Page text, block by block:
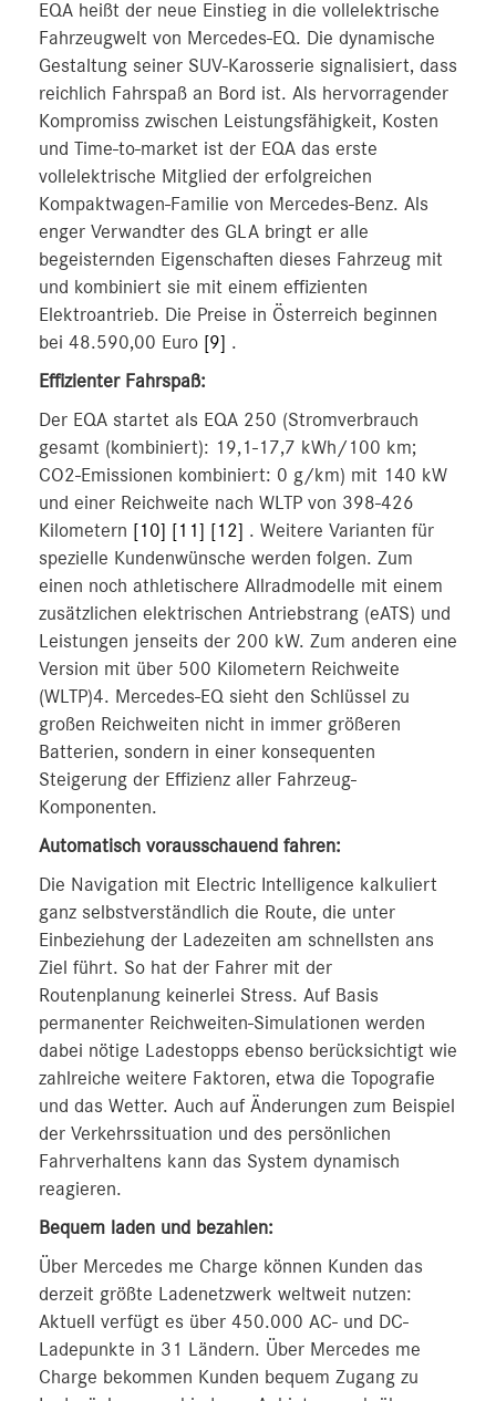
EQA heißt der neue Einstieg in die vollelektrische
Fahrzeugwelt von Mercedes-EQ. Die dynamische
Gestaltung seiner SUV-Karosserie signalisiert, dass
reichlich Fahrspaß an Bord ist. Als hervorragender
Kompromiss zwischen Leistungsfähigkeit, Kosten
und Time-to-market ist der EQA das erste
vollelektrische Mitglied der erfolgreichen
Kompaktwagen-Familie von Mercedes-Benz. Als
enger Verwandter des GLA bringt er alle
begeisternden Eigenschaften dieses Fahrzeug mit
und kombiniert sie mit einem effizienten
Elektroantrieb. Die Preise in Österreich beginnen
bei 48.590,00 Euro [9] .
Effizienter Fahrspaß:
Der EQA startet als EQA 250 (Stromverbrauch
gesamt (kombiniert): 19,1-17,7 kWh/100 km;
CO2-Emissionen kombiniert: 0 g/km) mit 140 kW
und einer Reichweite nach WLTP von 398-426
Kilometern [10] [11] [12] . Weitere Varianten für
spezielle Kundenwünsche werden folgen. Zum
einen noch athletischere Allradmodelle mit einem
zusätzlichen elektrischen Antriebstrang (eATS) und
Leistungen jenseits der 200 kW. Zum anderen eine
Version mit über 500 Kilometern Reichweite
(WLTP)4. Mercedes-EQ sieht den Schlüssel zu
großen Reichweiten nicht in immer größeren
Batterien, sondern in einer konsequenten
Steigerung der Effizienz aller Fahrzeug-
Komponenten.
Automatisch vorausschauend fahren:
Die Navigation mit Electric Intelligence kalkuliert
ganz selbstverständlich die Route, die unter
Einbeziehung der Ladezeiten am schnellsten ans
Ziel führt. So hat der Fahrer mit der
Routenplanung keinerlei Stress. Auf Basis
permanenter Reichweiten-Simulationen werden
dabei nötige Ladestopps ebenso berücksichtigt wie
zahlreiche weitere Faktoren, etwa die Topografie
und das Wetter. Auch auf Änderungen zum Beispiel
der Verkehrssituation und des persönlichen
Fahrverhaltens kann das System dynamisch
reagieren.
Bequem laden und bezahlen:
Über Mercedes me Charge können Kunden das
derzeit größte Ladenetzwerk weltweit nutzen:
Aktuell verfügt es über 450.000 AC- und DC-
Ladepunkte in 31 Ländern. Über Mercedes me
Charge bekommen Kunden bequem Zugang zu